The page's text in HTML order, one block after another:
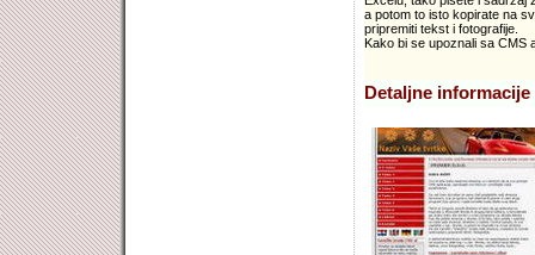
a potom to isto kopirate na
pripremiti tekst i fotografije.
Kako bi se upoznali sa CMS
Detaljne